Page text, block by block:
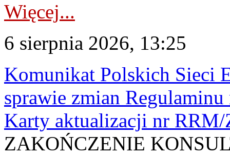
Więcej...
6 sierpnia 2026, 13:25
Komunikat Polskich Sieci
sprawie zmian
Karty aktualizacji nr
ZAKOŃCZENIE